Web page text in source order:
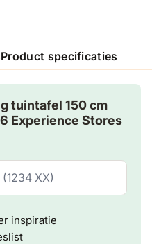
Product specificaties
tuintafel 150 cm
Experience Stores
inspiratie